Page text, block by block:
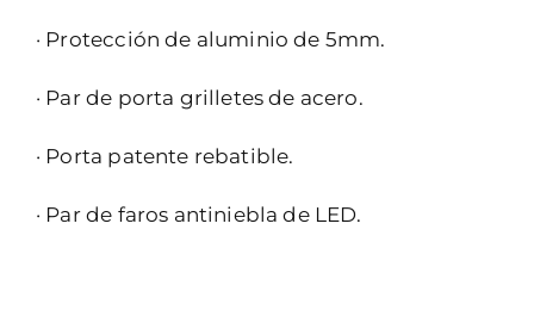
· Protección de aluminio de 5mm.
· Par de porta grilletes de acero.
· Porta patente rebatible.
· Par de faros antiniebla de LED.